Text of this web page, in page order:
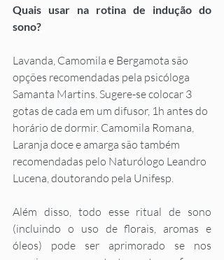
Quais usar na rotina de indução do
sono?
Lavanda, Camomila e Bergamota são
opções recomendadas pela psicóloga
Samanta Martins. Sugere-se colocar 3
gotas de cada em um difusor, 1h antes do
horário de dormir. Camomila Romana,
Laranja doce e amarga são também
recomendadas pelo Naturólogo Leandro
Lucena, doutorando pela Unifesp.
Além disso, todo esse ritual de sono
(incluindo o uso de florais, aromas e
óleos) pode ser aprimorado se nos